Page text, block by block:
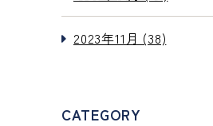
2023年11月 (38)
CATEGORY